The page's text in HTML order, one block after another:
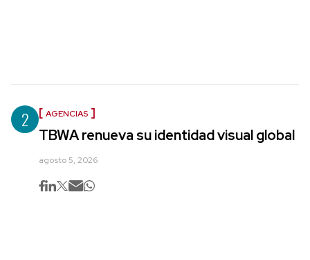
2 AGENCIAS
TBWA renueva su identidad visual global
agosto 5, 2026